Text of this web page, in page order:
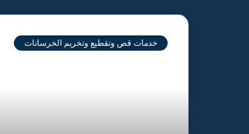
شركة
وتخريم
خدمات قص وتقطيع وتخريم الخرسانات